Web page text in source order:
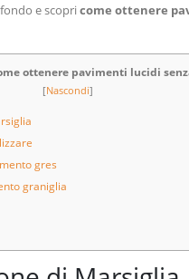
e scopricome ottenere
ottenere pavimenti lucidi
[Nascondi]
gres
graniglia